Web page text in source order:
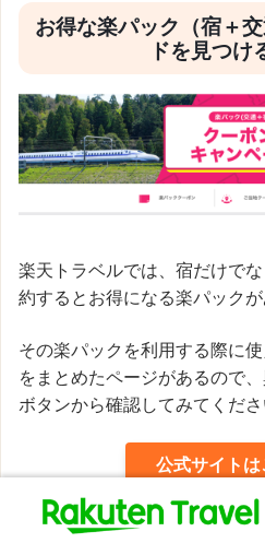
お得な楽パック（宿＋
ドを見つけ
楽天トラベルでは、宿だけで
約するとお得になる楽パックが
その楽パックを利用する際に
をまとめたページがあるので
ボタンから確認してみてくださ
公式サイトは